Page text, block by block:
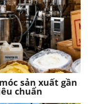
sản xuất gần
chuẩn